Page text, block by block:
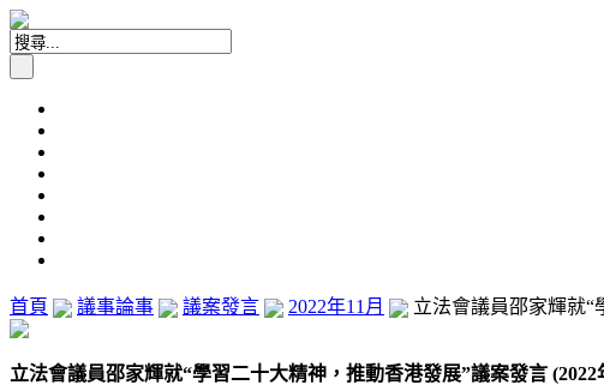
首頁 議事論事 議案發言 2022年11月 立法會議員邵家輝就“
立法會議員邵家輝就“學習二十大精神，推動香港發展”議案發言 (2022